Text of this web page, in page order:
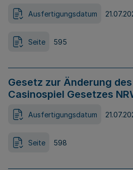
Ausfertigungsdatum
Seite 595
Gesetz zur Änderung
Casinospiel Gesetzes
Ausfertigungsdatum
Seite 598